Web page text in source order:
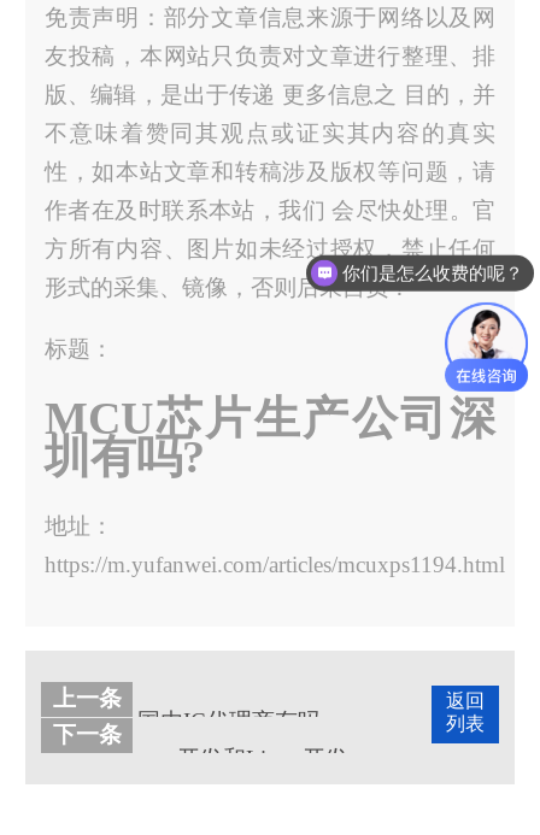
免责声明：部分文章信息来源于网络以及网
友投稿，本网站只负责对文章进行整理、排
版、编辑，是出于传递 更多信息之 目的，并
不意味着赞同其观点或证实其内容的真实
性，如本站文章和转稿涉及版权等问题，请
作者在及时联系本站，我们 会尽快处理。官
方所有内容、图片如未经过授权，禁止任何
形式的采集、镜像，否则后果自负！
标题：
MCU芯片生产公司深
圳有吗?
地址：
https://m.yufanwei.com/articles/mcuxps1194.html
返回
列表
上一条
下一条
你们是怎么收费的呢？